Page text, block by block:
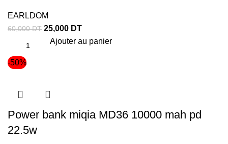
EARLDOM
60,000DT 25,000 DT
Ajouter au panier
-50%
Power bank miqia MD36 10000 mah pd
22.5w